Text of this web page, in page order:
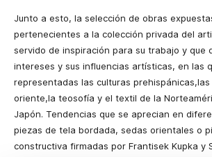
Junto a esto, la selección de obras
pertenecientes a la colección privada del
servido de inspiración para su trabajo y que
intereses y sus influencias artísticas, en las
representadas las culturas
oriente,la teosofía y el textil de la
Japón. Tendencias que se aprecian en
piezas de tela bordada, sedas orientales o
constructiva firmadas por Frantisek Kupka y